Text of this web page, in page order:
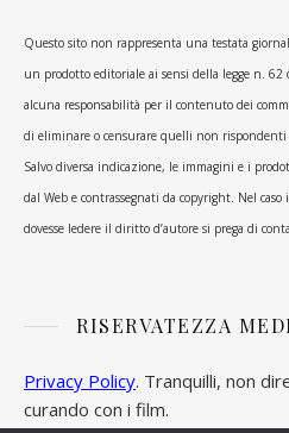
Questo sito non rappresenta una testata
un prodotto editoriale ai sensi della legge n.
alcuna responsabilità per il contenuto dei
di eliminare o censurare quelli non rispondenti
Salvo diversa indicazione, le immagini e i
dal Web e contrassegnati da copyright. Nel
dovesse ledere il diritto d’autore si prega di
RISERVATEZZA
Privacy Policy. Tranquilli, non
curando con i film.